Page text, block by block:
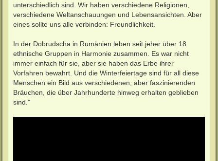
unterschiedlich sind. Wir haben verschiedene Religionen,
verschiedene Weltanschauungen und Lebensansichten. Aber
eines sollte uns alle verbinden: Freundlichkeit.
In der Dobrudscha in Rumänien leben seit jeher über 18
ethnische Gruppen in Harmonie zusammen. Es war nicht
immer einfach für sie, aber sie haben das Erbe ihrer
Vorfahren bewahrt. Und die Winterfeiertage sind für all diese
Menschen ein Bild aus verschiedenen, aber faszinierenden
Bräuchen, die über Jahrhunderte hinweg erhalten geblieben
sind."